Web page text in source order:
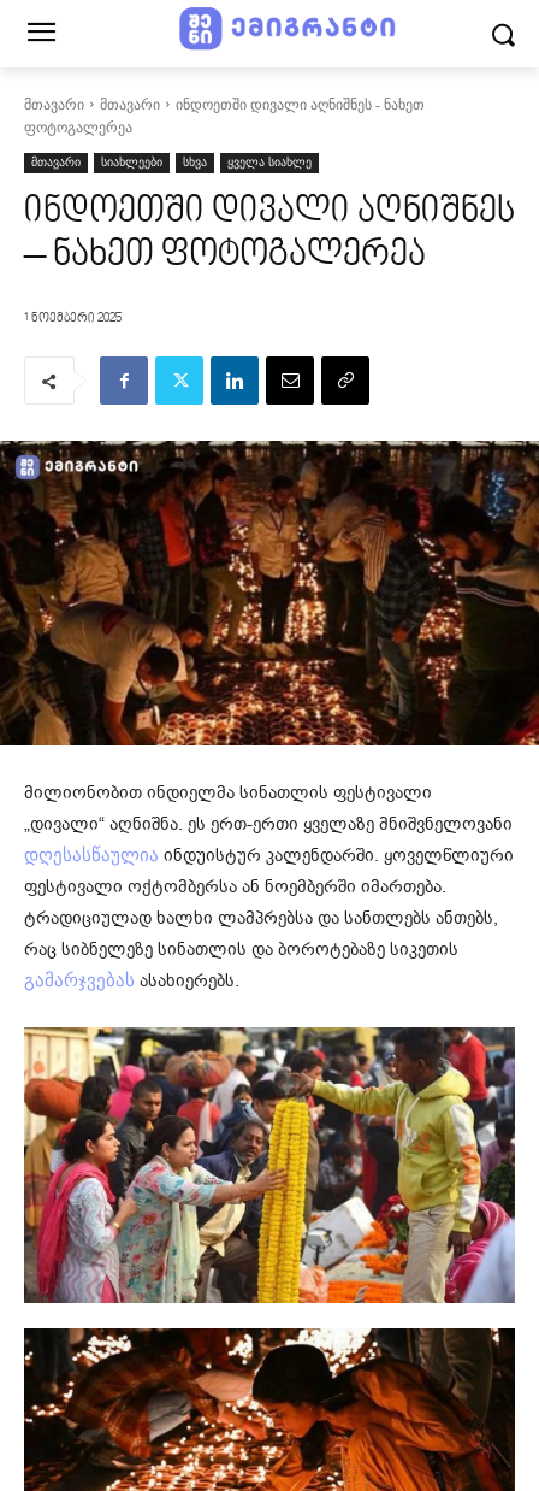
მთავარი მთავარი
ინდოეთში დივალი აღნიშნეს - ნახეთ
ფოტოგალერეა
მთავარი სიახლეები სხვა ყველა სიახლე
ინდოეთში დივალი აღნიშნეს
– ნახეთ ფოტოგალერეა
1 ნოემბერი 2025
მილიონობით ინდიელმა სინათლის ფესტივალი
„დივალი“ აღნიშნა. ეს ერთ-ერთი ყველაზე მნიშვნელოვანი
დღესასწაულია ინდუისტურ კალენდარში. ყოველწლიური
ფესტივალი ოქტომბერსა ან ნოემბერში იმართება.
ტრადიციულად ხალხი ლამპრებსა და სანთლებს ანთებს,
რაც სიბნელეზე სინათლის და ბოროტებაზე სიკეთის
გამარჯვებას ასახიერებს.